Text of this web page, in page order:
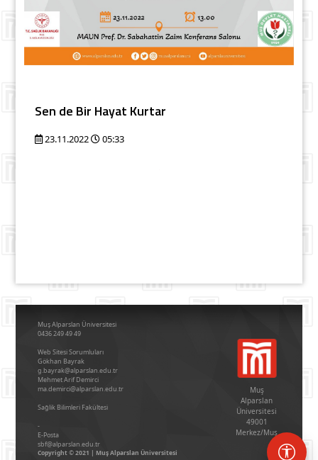
Sen de Bir Hayat Kurtar
23.11.2022 05:33
Muş Alparslan Üniversitesi
0436 249 49 49
Web Sitesi Sorumluları
Gökhan Bayrak
g.bayrak@alparslan.edu.tr
Mehmet Arif Demirci
ma.demirci@alparslan.edu.tr
Sağlik Bi̇li̇mleri̇ Fakültesi̇
-
E-Posta
sbf@alparslan.edu.tr
Copyright © 2021 | Muş Alparslan Üniversitesi
Muş
Alparslan
Üniversitesi
49001
Merkez/Muş